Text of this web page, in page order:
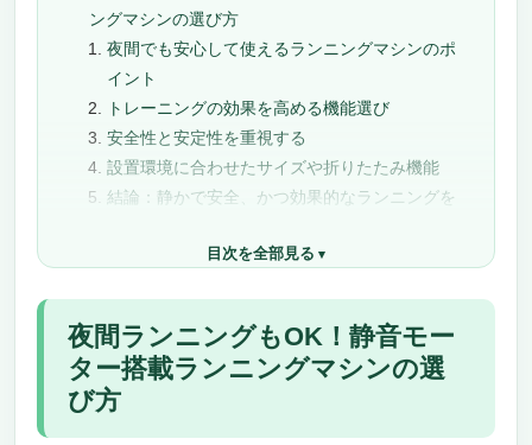
ングマシンの選び方
夜間でも安心して使えるランニングマシンのポ
イント
トレーニングの効果を高める機能選び
安全性と安定性を重視する
設置環境に合わせたサイズや折りたたみ機能
結論：静かで安全、かつ効果的なランニングを
夜間ランニングもOK！静音モーター搭載ランニ
もOK！静音モーター搭載ランニングマシン
自宅でジム並みの運動を実現！静音設計で夜
多機能でスマート！自宅トレーニングが劇的
目次を全部見る
夜間ランニングもOK！静音モー
ター搭載ランニングマシンの選
び方